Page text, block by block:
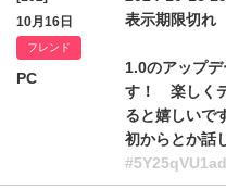
10月16日
フレンド
PC
表示期限切れ
1.0のアップ
す！ 楽しく
ると嬉しいで
初からとか話